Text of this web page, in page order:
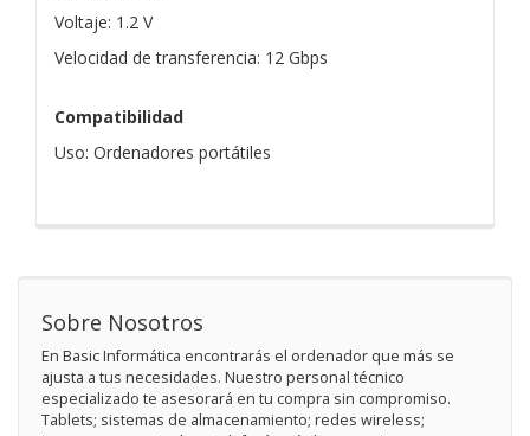
Voltaje: 1.2 V
Velocidad de transferencia: 12 Gbps
Compatibilidad
Uso: Ordenadores portátiles
Sobre Nosotros
En Basic Informática encontrarás el ordenador que más se
ajusta a tus necesidades. Nuestro personal técnico
especializado te asesorará en tu compra sin compromiso.
Tablets; sistemas de almacenamiento; redes wireless;